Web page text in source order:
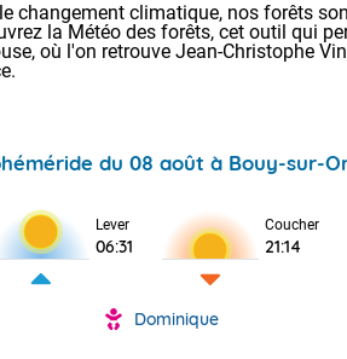
changement climatique, nos forêts
la Météo des forêts, cet outil qui
où l'on retrouve Jean-Christophe
du 08 août à Bouy-sur-
Lever
06:31
Coucher
21:14
Dominique
Voici les
31 Lyon :
: 32 Nancy :
32 Lille : 28